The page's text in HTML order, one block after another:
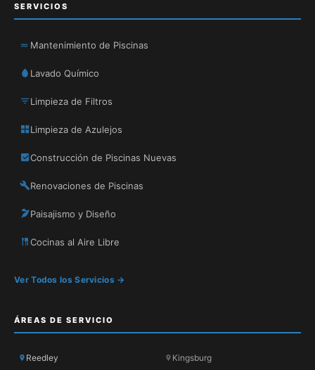
SERVICIOS
Mantenimiento de Piscinas
Lavado Químico
Limpieza de Filtros
Limpieza de Azulejos
Construcción de Piscinas Nuevas
Renovaciones de Piscinas
Paisajismo y Diseño
Cocinas al Aire Libre
Ver Todos los Servicios →
ÁREAS DE SERVICIO
Reedley Kingsburg